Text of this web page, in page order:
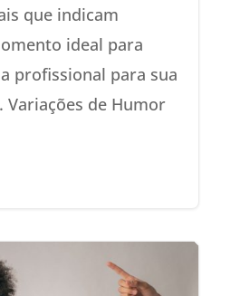
que indicam
ideal para
profissional para sua
Variações de Humor